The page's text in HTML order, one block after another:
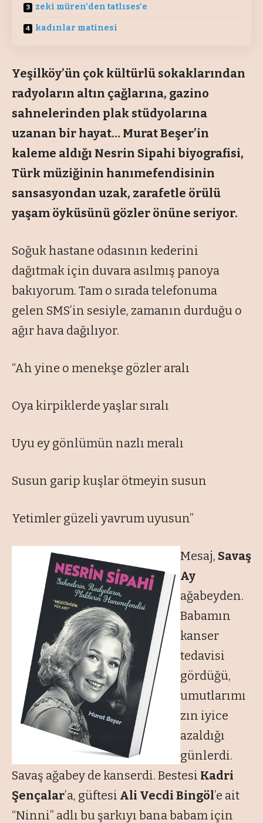
zeki müren’den tatlıses’e
kadınlar matinesi
Yeşilköy’ün çok kültürlü sokaklarından
radyoların altın çağlarına, gazino
sahnelerinden plak stüdyolarına
uzanan bir hayat… Murat Beşer’in
kaleme aldığı Nesrin Sipahi biyografisi,
Türk müziğinin hanımefendisinin
sansasyondan uzak, zarafetle örülü
yaşam öyküsünü gözler önüne seriyor.
Soğuk hastane odasının kederini
dağıtmak için duvara asılmış panoya
bakıyorum. Tam o sırada telefonuma
gelen SMS’in sesiyle, zamanın durduğu o
ağır hava dağılıyor.
“Ah yine o menekşe gözler aralı
Oya kirpiklerde yaşlar sıralı
Uyu ey gönlümün nazlı meralı
Susun garip kuşlar ötmeyin susun
Yetimler güzeli yavrum uyusun”
Mesaj, Savaş
Ay
ağabeyden.
Babamın
kanser
tedavisi
gördüğü,
umutlarımı
zın iyice
azaldığı
günlerdi.
Savaş ağabey de kanserdi. Bestesi Kadri
Şençalar’a, güftesi Ali Vecdi Bingöl’e ait
“Ninni” adlı bu şarkıyı bana babam için